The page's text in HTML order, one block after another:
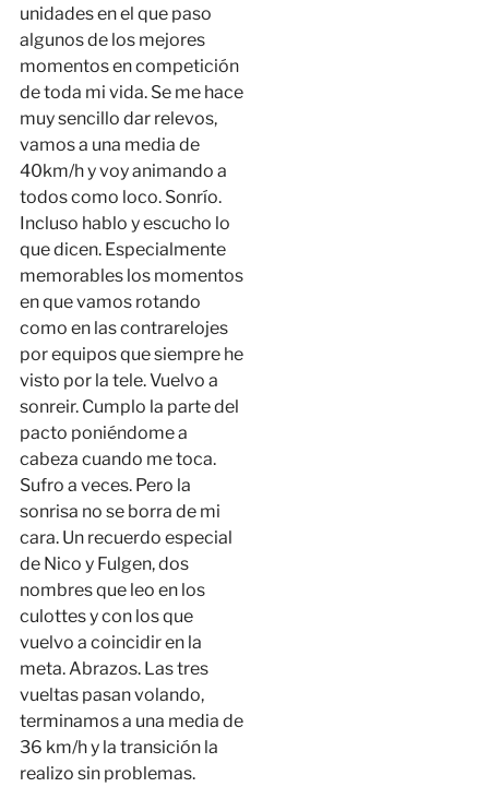
unidades en el que paso
algunos de los mejores
momentos en competición
de toda mi vida. Se me hace
muy sencillo dar relevos,
vamos a una media de
40km/h y voy animando a
todos como loco. Sonrío.
Incluso hablo y escucho lo
que dicen. Especialmente
memorables los momentos
en que vamos rotando
como en las contrarelojes
por equipos que siempre he
visto por la tele. Vuelvo a
sonreir. Cumplo la parte del
pacto poniéndome a
cabeza cuando me toca.
Sufro a veces. Pero la
sonrisa no se borra de mi
cara. Un recuerdo especial
de Nico y Fulgen, dos
nombres que leo en los
culottes y con los que
vuelvo a coincidir en la
meta. Abrazos. Las tres
vueltas pasan volando,
terminamos a una media de
36 km/h y la transición la
realizo sin problemas.